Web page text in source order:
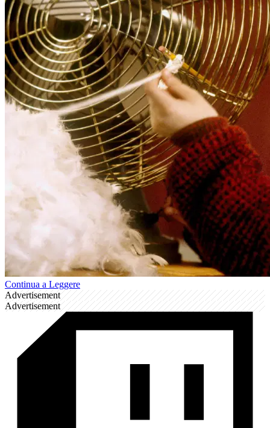
Continua a Leggere
Advertisement
Advertisement